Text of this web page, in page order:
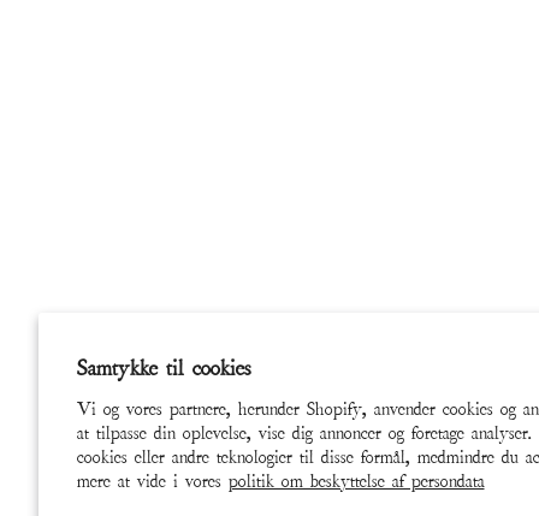
Samtykke til cookies
Vi og vores partnere, herunder Shopify, anvender cookies og
at tilpasse din oplevelse, vise dig annoncer og foretage
cookies eller andre teknologier til disse formål, medmindre du
mere at vide i vores politik om beskyttelse af persondata